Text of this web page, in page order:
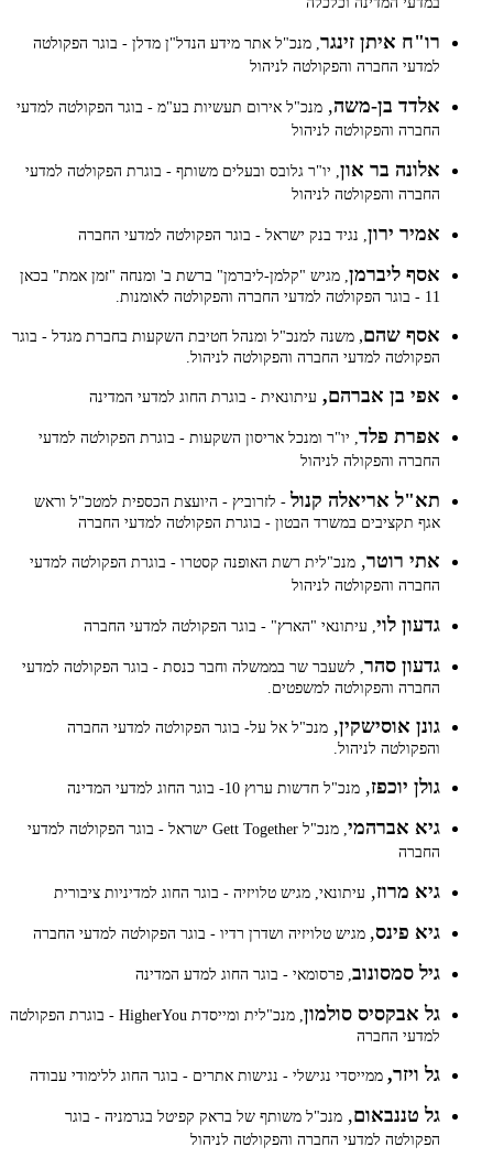
רו"ח איתן זינגר , מנכ"ל אתר מידע הנדל"ן מדלן - בוגר הפקולטה
למדעי החברה והפקולטה לניהול
אלדד בן-משה, מנכ"ל אירום תעשיות בע"מ - בוגר הפקולטה למדעי
החברה והפקולטה לניהול
אלונה בר און , יו"ר גלובס ובעלים משותף - בוגרת הפקולטה למדעי
החברה והפקולטה לניהול
אמיר ירון , נגיד בנק ישראל - בוגר הפקולטה למדעי החברה
אסף ליברמן , מגיש "קלמן-ליברמן" ברשת ב' ומנחה "זמן אמת" בכאן
11 - בוגר הפקולטה למדעי החברה והפקולטה לאומנות.
אסף שהם, משנה למנכ"ל ומנהל חטיבת השקעות בחברת מגדל - בוגר
הפקולטה למדעי החברה והפקולטה לניהול.
אפי בן אברהם, עיתונאית - בוגרת החוג למדעי המדינה
אפרת פלד , יו"ר ומנכל אריסון השקעות - בוגרת הפקולטה למדעי
החברה והפקולה לניהול
תא"ל אריאלה קנול - לזרוביץ - היועצת הכספית למטכ"ל וראש
אגף תקציבים במשרד הבטון - בוגרת הפקולטה למדעי החברה
אתי רוטר, מנכ"לית רשת האופנה קסטרו - בוגרת הפקולטה למדעי
החברה והפקולטה לניהול
גדעון לוי , עיתונאי "הארץ" - בוגר הפקולטה למדעי החברה
גדעון סהר , לשעבר שר בממשלה וחבר כנסת - בוגר הפקולטה למדעי
החברה והפקולטה למשפטים.
גונן אוסישקין, מנכ"ל אל על- בוגר הפקולטה למדעי החברה
והפקולטה לניהול.
גולן יוכפז, מנכ"ל חדשות ערוץ 10- בוגר החוג למדעי המדינה
גיא אברהמי
, מנכ"ל Gett Together ישראל - בוגר הפקולטה למדעי
החברה
גיא מרוז, עיתונאי, מגיש טלויזיה - בוגר החוג למדיניות ציבורית
גיא פינס, מגיש טלויזיה ושדרן רדיו - בוגר הפקולטה למדעי החברה
גיל סמסונוב , פרסומאי - בוגר החוג למדע המדינה
גל אבקסיס סולמון
, מנכ"לית ומייסדת HigherYou - בוגרת הפקולטה
למדעי החברה
גל ויזר, ממייסדי נגישלי - נגישות אתרים - בוגר החוג ללימודי עבודה
גל טננבאום, מנכ"ל משותף של בראק קפיטל בגרמניה - בוגר
הפקולטה למדעי החברה והפקולטה לניהול